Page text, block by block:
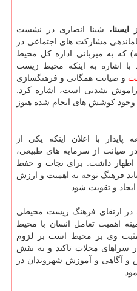
شینا انصاری در نشست
مشارکت های اجتماعی در
که به میزبانی اداره کل محیط
با اشاره به اینکه محیط زیست
و صیانت همگانی و فرهنگسازی
نشدنی است، اشاره کرد:
کوشش های انجام شده هنوز
با اعلان اینکه یکی از
صیانت از سرمایه های طبیعی،
اظهار داشت: برای نجات و حفظ
فرهنگ توجه به اهمیت و ارزش
و تقویت شود.
در ارتقای فرهنگ زیست محیطی
اهمیت تعامل انسان با محیط
وی بر محیط است بر لزوم
سراهای محلات تاکید و به نقش
و آگاهی و آموزش شهروندان در